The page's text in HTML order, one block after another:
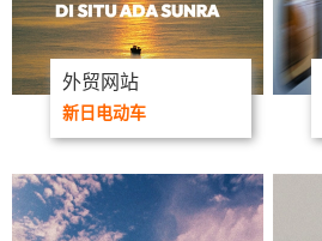
外贸网站
新日电动车